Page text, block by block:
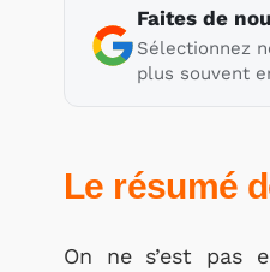
Faites de
Sélectionnez
plus souvent
Le résumé
On ne s’est pas